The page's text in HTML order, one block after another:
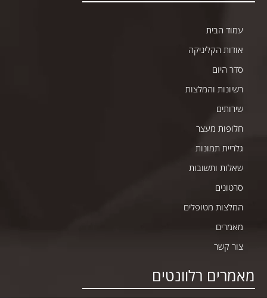
עמוד הבית
אודות הקליניקה
סדר היום
רשיונות והמלצות
שירותים
חלופות מעצר
גלריית תמונות
שאלות ותשובות
סרטונים
המלצות מטופלים
מאמרים
צור קשר
מאמרים רלוונטים